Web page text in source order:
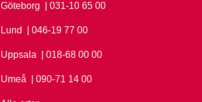
Göteborg Ring Göteborg på
| 031-10 65 00
Lund Ring Lund på
| 046-19 77 00
Uppsala Ring Uppsala på
| 018-68 00 00
Umeå Ring Umeå på
| 090-71 14 00